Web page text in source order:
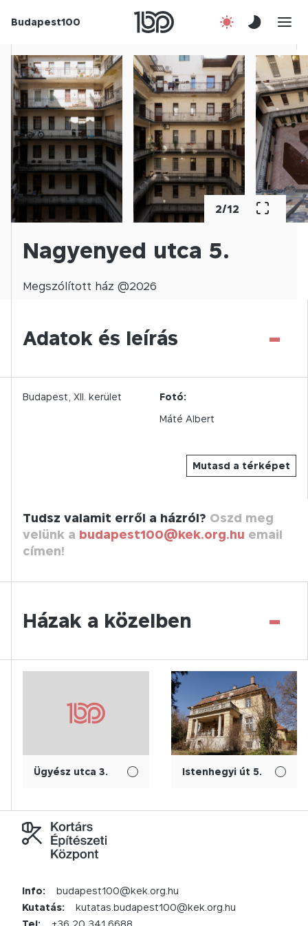
Budapest100
Csatlakozz!
Kapcsolat
En
2/12
Nagyenyed utca 5.
Megszólított ház @2026
Adatok és leírás -
Mutasd a térképet
Budapest, XII. kerület
Fotó:
Máté Albert
Tudsz valamit erről a házról? Oszd meg
velünk a budapest100@kek.org.hu email
címen!
Házak a közelben -
Ügyész utca 3. Istenhegyi út 5.
Info:
budapest100@kek.org.hu
Kutatás:
kutatas.budapest100@kek.org.hu